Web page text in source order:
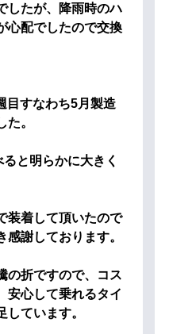
したが、降雨時のハ
心配でしたので交換
目すなわち5月製造
。
と明らかに大きく
装着して頂いたので
謝しております。
の折ですので、コス
安心して乗れるタイ
ています。